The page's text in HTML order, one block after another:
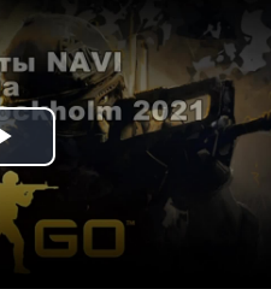
Play Video